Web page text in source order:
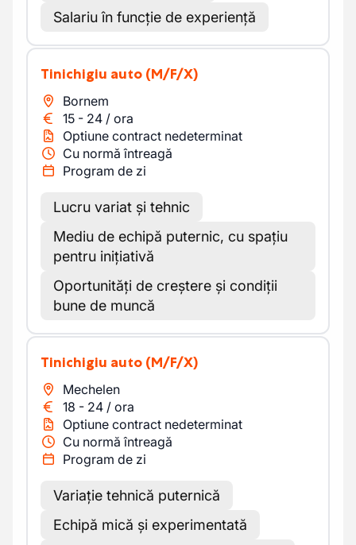
Salariu în funcție de experiență
Tinichigiu auto (M/F/X)
Bornem
15 - 24 / ora
Optiune contract nedeterminat
Cu normă întreagă
Program de zi
Lucru variat și tehnic
Mediu de echipă puternic, cu spațiu
pentru inițiativă
Oportunități de creștere și condiții
bune de muncă
Tinichigiu auto (M/F/X)
Mechelen
18 - 24 / ora
Optiune contract nedeterminat
Cu normă întreagă
Program de zi
Variație tehnică puternică
Echipă mică și experimentată